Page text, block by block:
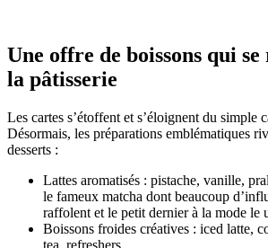
Une offre de boissons qui
la pâtisserie
Les cartes s’étoffent et s’éloignent du simple
Désormais, les préparations emblématiques
desserts :
Lattes aromatisés : pistache, vanille,
le fameux matcha dont beaucoup
raffolent et le petit dernier à la mode le
Boissons froides créatives : iced latte,